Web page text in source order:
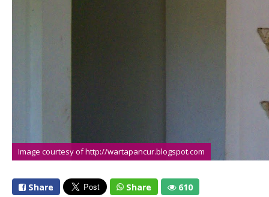
Image courtesy of http://wartapancur.blogspot.com
Share Share 610